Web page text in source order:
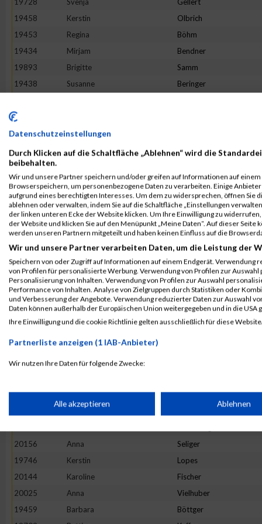
19458
Kerstin Olbrich
19453
Regina Böhm
19434
Mirjam Bendner
19893
Brigitte Samm
19438
Susanne Beringer
19414
19542
Elena
20015
Alexandra Bickert-Kalb
20007
19864
Melanie Reich
20009
Jana Timmermans
19796
Isabel Moroff
20034
Simone Wetzstein
19727
Denise Lehmann
20023
Eva Maria Vahsen
19461
Marlies Brauer
19665
Veronika Kirschner
19703
Katja Krieck
19715
Katrin
19536
Doris
19723
Lydia Ledl
Petra
20156
Anna Seliger
19746
Kerstin Lopes
20144
Karoline Fischer
20025
Anna Vielhuber
19459
Barbara Böttger
Datenschutzeinstellungen
Durch Klicken auf die Schaltfläche „Ablehnen“ wird die
beibehalten.
Wir und unsere Partner speichern und/oder greifen auf Informationen auf einem
Browserspeichern, um personenbezogene Daten zu verarbeiten. Einige
aufgrund eines berechtigten Interesses. Um dem zu widersprechen, öffnen Sie
ablehnen oder verwalten, indem Sie auf die Schaltfläche „Einstellungen
der linken unteren Ecke der Website klicken. Um Ihre Einwilligung zu
der Website und klicken Sie auf den Menüpunkt „Meine Daten“. Auf dieser
werden unseren Partnern mitgeteilt und haben keinen Einfluss auf die
Wir und unsere Partner verarbeiten Daten, um die Leistung der
Speichern von oder Zugriff auf Informationen auf einem Endgerät. Verwendung
von Profilen für personalisierte Werbung. Verwendung von Profilen zur
Personalisierung von Inhalten. Verwendung von Profilen zur Auswahl
Performance von Inhalten. Analyse von Zielgruppen durch Statistiken oder
und Verbesserung der Angebote. Verwendung reduzierter Daten zur Auswahl
Daten können außerhalb der Europäischen Union weitergegeben und in die USA
Ihre Einwilligung und die cookie Richtlinie gelten ausschließlich für diese
Partnerliste anzeigen (1 IAB-Anbieter)
Wir nutzen Ihre Daten für folgende Zwecke:
Speichern von oder Zugriff auf Informationen auf einem
Erstellung von Profilen für personalisierte Werbung
Verwendung von Profilen zur Auswahl personalisierter Werbung
Alle akzeptieren Ablehnen